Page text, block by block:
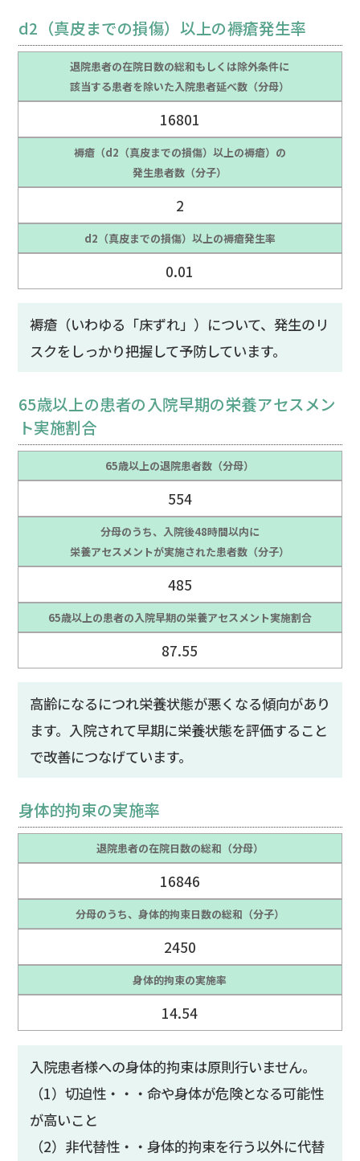
d2（真皮までの損傷）以上の褥瘡発生率
退院患者の在院日数の総和もしくは除外条件に
該当する患者を除いた入院患者延べ数（分母）
16801
褥瘡（d2（真皮までの損傷）以上の褥瘡）の
発生患者数（分子）
2
d2（真皮までの損傷）以上の褥瘡発生率
0.01
褥瘡（いわゆる「床ずれ」）について、発生のリ
スクをしっかり把握して予防しています。
65歳以上の患者の入院早期の栄養アセスメン
ト実施割合
65歳以上の退院患者数（分母）
554
分母のうち、入院後48時間以内に
栄養アセスメントが実施された患者数（分子）
485
65歳以上の患者の入院早期の栄養アセスメント実施割合
87.55
高齢になるにつれ栄養状態が悪くなる傾向があり
ます。入院されて早期に栄養状態を評価すること
で改善につなげています。
身体的拘束の実施率
退院患者の在院日数の総和（分母）
16846
分母のうち、身体的拘束日数の総和（分子）
2450
身体的拘束の実施率
14.54
入院患者様への身体的拘束は原則行いません。
（1）切迫性・・・命や身体が危険となる可能性
が高いこと
（2）非代替性・・身体的拘束を行う以外に代替